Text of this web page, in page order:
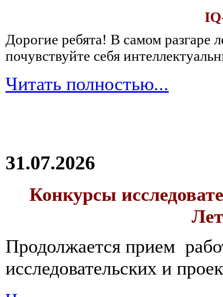
Дорогие ребята! В самом разгаре
почувствуйте себя
Читать полностью...
31.07.2026
Конкурсы
Продолжается прием
исследовательских и